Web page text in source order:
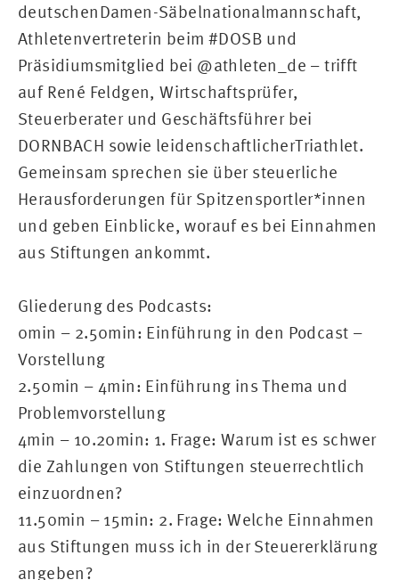
deutschenDamen-Säbelnationalmannschaft,
Athletenvertreterin beim #DOSB und
Präsidiumsmitglied bei @athleten_de – trifft
auf René Feldgen, Wirtschaftsprüfer,
Steuerberater und Geschäftsführer bei
DORNBACH sowie leidenschaftlicherTriathlet.
Gemeinsam sprechen sie über steuerliche
Herausforderungen für Spitzensportler*innen
und geben Einblicke, worauf es bei Einnahmen
aus Stiftungen ankommt.
Gliederung des Podcasts:
0min – 2.50min: Einführung in den Podcast –
Vorstellung
2.50min – 4min: Einführung ins Thema und
Problemvorstellung
4min – 10.20min: 1. Frage: Warum ist es schwer
die Zahlungen von Stiftungen steuerrechtlich
einzuordnen?
11.50min – 15min: 2. Frage: Welche Einnahmen
aus Stiftungen muss ich in der Steuererklärung
angeben?